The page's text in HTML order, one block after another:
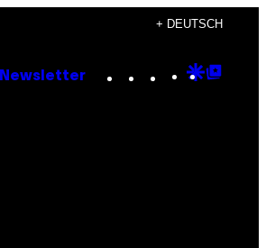
+ DEUTSCH
Newsletter Instagram
TikTok
YouTube
Google